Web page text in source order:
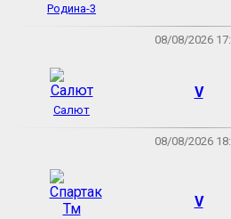
Родина-3
08/08/2026
Салют
V
08/08/2026
V